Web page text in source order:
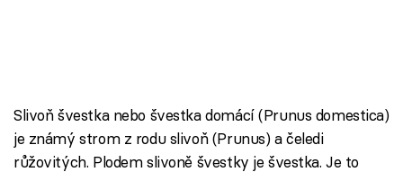
Slivoň švestka nebo švestka domácí (Prunus domestica)
je známý strom z rodu slivoň (Prunus) a čeledi
růžovitých. Plodem slivoně švestky je švestka. Je to